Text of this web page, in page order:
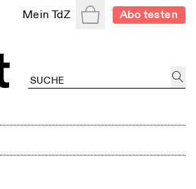
Mein TdZ WarenkorbAbo testen